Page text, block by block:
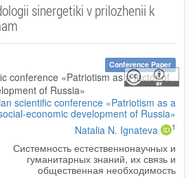
sinergetiki v prilozhenii k
Conference Paper
scientific conference «Patriotism as a
economic development of Russia»
Natalia N. Ignateva 1
Системность естественнонаучных и
гуманитарных знаний, их связь и
общественная необходимость